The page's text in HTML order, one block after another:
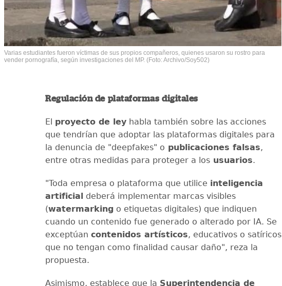
Varias estudiantes fueron víctimas de sus propios compañeros, quienes usaron su rostro para
vender pornografía, según investigaciones del MP. (Foto: Archivo/Soy502)
Regulación de plataformas digitales
El proyecto de ley habla también sobre las acciones
que tendrían que adoptar las plataformas digitales para
la denuncia de "deepfakes" o publicaciones falsas,
entre otras medidas para proteger a los usuarios.
"Toda empresa o plataforma que utilice inteligencia
artificial deberá implementar marcas visibles
(watermarking o etiquetas digitales) que indiquen
cuando un contenido fue generado o alterado por IA. Se
exceptúan contenidos artísticos, educativos o satíricos
que no tengan como finalidad causar daño", reza la
propuesta.
Asimismo, establece que la Superintendencia de